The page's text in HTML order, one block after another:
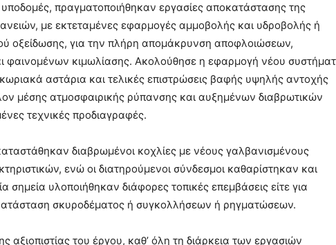
υποδομές, πραγματοποιήθηκαν εργασίες αποκατάστασης της
με εκτεταμένες εφαρμογές αμμοβολής και υδροβολής ή
οξείδωσης, για την πλήρη απομάκρυνση αποφλοιώσεων,
φαινομένων κιμωλίασης. Ακολούθησε η εφαρμογή νέου
αστάρια και τελικές επιστρώσεις βαφής υψηλής αντοχής
μέσης ατμοσφαιρικής ρύπανσης και αυξημένων διαβρωτικών
τεχνικές προδιαγραφές.
διαβρωμένοι κοχλίες με νέους γαλβανισμένους
ενώ οι διατηρούμενοι σύνδεσμοι καθαρίστηκαν και
σημεία υλοποιήθηκαν διάφορες τοπικές επεμβάσεις είτε για
σκυροδέματος ή συγκολλήσεων ή ρηγματώσεων.
αξιοπιστίας του έργου, καθ’ όλη τη διάρκεια των εργασιών